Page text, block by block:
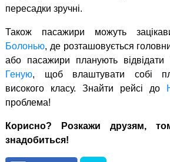
пересадки зручні.
Також пасажири можуть
Болонью, де розташовується
або пасажири планують відвідати
Геную, щоб влаштувати собі
високого класу. Знайти рейсі до
проблема!
Корисно? Розкажи друзям,
знадобиться!